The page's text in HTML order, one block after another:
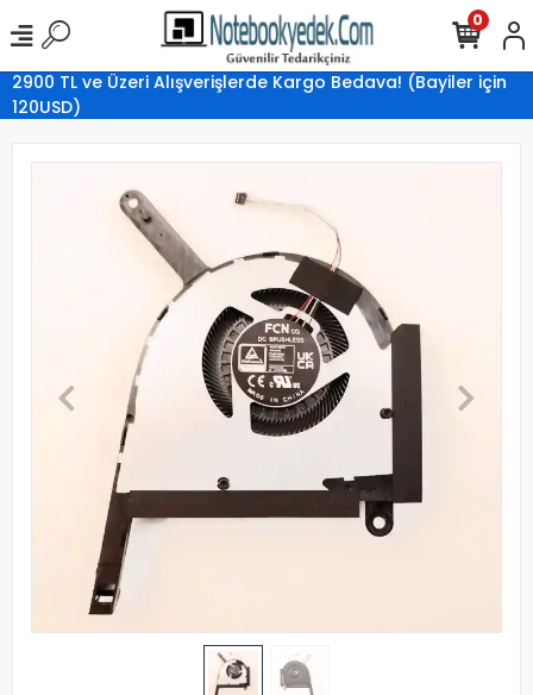
2900 TL ve Üzeri Alışverişlerde Kargo Bedava! (Bayiler için
120USD)
0